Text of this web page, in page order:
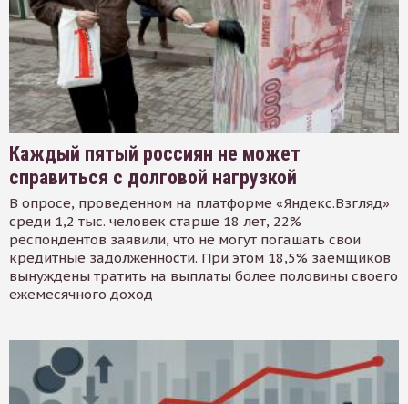
Каждый пятый россиян не может
справиться с долговой нагрузкой
В опросе, проведенном на платформе «Яндекс.Взгляд»
среди 1,2 тыс. человек старше 18 лет, 22%
респондентов заявили, что не могут погашать свои
кредитные задолженности. При этом 18,5% заемщиков
вынуждены тратить на выплаты более половины своего
ежемесячного доход